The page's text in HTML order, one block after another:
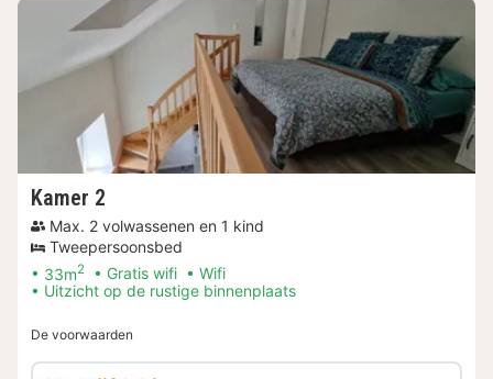
Kamer 2
Max. 2 volwassenen en 1 kind
Tweepersoonsbed
33m2 Gratis wifi
Wifi
Uitzicht op de rustige binnenplaats
De voorwaarden